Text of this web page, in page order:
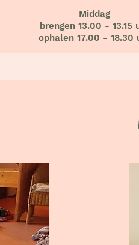
Middag
brengen 13.00 - 13.15
ophalen 17.00 - 18.30